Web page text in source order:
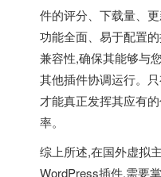
件的评分、下载量、
功能全面、易于配置
兼容性,确保其能够与
其他插件协调运行。
才能真正发挥其应有
率。
综上所述,在国外虚拟
WordPress插件,需要